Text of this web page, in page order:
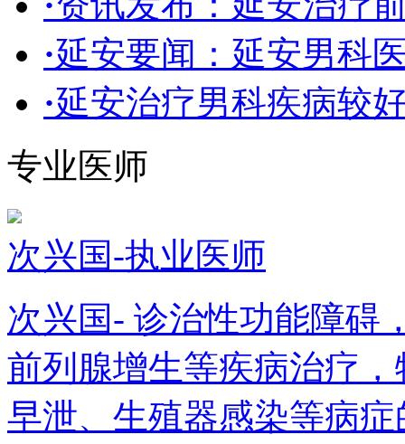
·延安要闻：延安男科
·延安治疗男科疾病较
专业医师
次兴国-执业医师
次兴国- 诊治性功能障碍
前列腺增生等疾病治疗
早泄、生殖器感染等病